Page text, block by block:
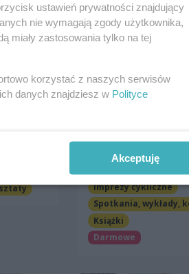
w
O lombardach |
6 marca 2023, 18:00
Piwnica Kany
Imprezy cykliczne
Spotkania, wykłady,
Książki
Darmowe
ustawień prywatności znajdujący
nie wymagają zgody użytkownika,
miały zastosowania tylko na tej
korzystać z naszych serwisów
danych znajdziesz w Polityce
Akceptuję